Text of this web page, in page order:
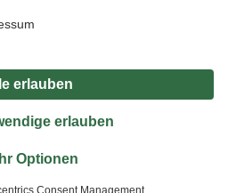
gilt nicht für Artikel mit Speditionsversand, hier
Impressum
Vertrag widerrufen